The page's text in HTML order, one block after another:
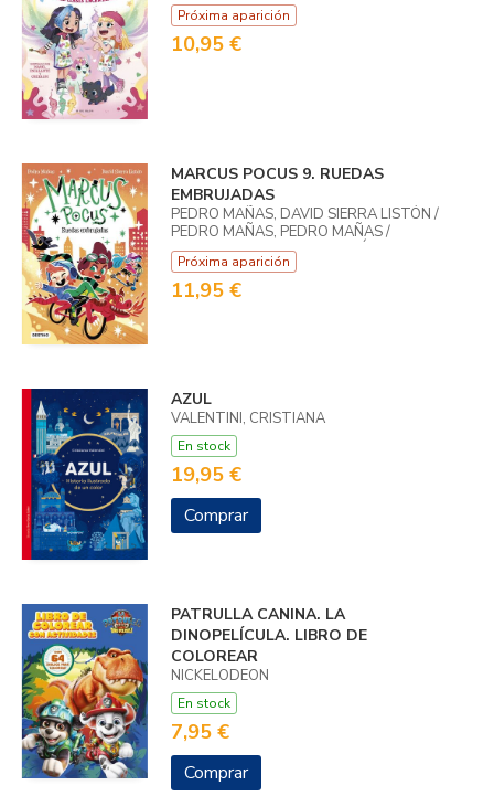
Próxima aparición
10,95 €
MARCUS POCUS 9. RUEDAS
EMBRUJADAS
PEDRO MAÑAS, DAVID SIERRA LISTÓN /
PEDRO MAÑAS, PEDRO MAÑAS /
LISTON, DAVID SIERRA LISTÓN
Próxima aparición
11,95 €
AZUL
VALENTINI, CRISTIANA
En stock
19,95 €
Comprar
PATRULLA CANINA. LA
DINOPELÍCULA. LIBRO DE
COLOREAR
NICKELODEON
En stock
7,95 €
Comprar